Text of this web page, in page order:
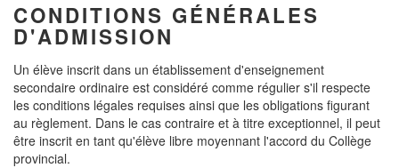
CONDITIONS GÉNÉRALES
D'ADMISSION
Un élève inscrit dans un établissement d'enseignement
secondaire ordinaire est considéré comme régulier s'il respecte
les conditions légales requises ainsi que les obligations figurant
au règlement. Dans le cas contraire et à titre exceptionnel, il peut
être inscrit en tant qu'élève libre moyennant l'accord du Collège
provincial.